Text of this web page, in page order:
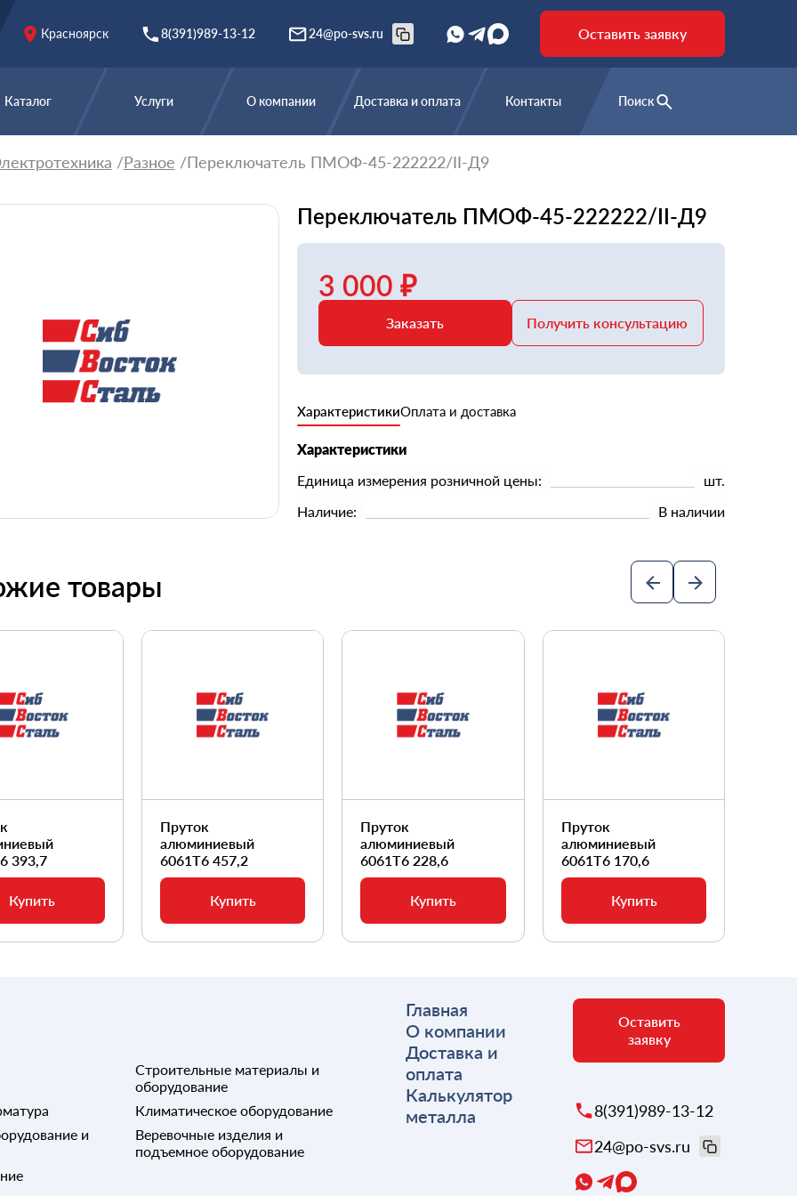
Красноярск 8(391)989-13-12 24@po-svs.ru Оставить заявку
Каталог Услуги О компании Доставка и оплата Контакты Поиск
Разное Переключатель ПМОФ-45-222222/II-Д9
Переключатель ПМОФ-45-222222/II-Д9
3 000 ₽
Заказать Получить консультацию
ХарактеристикиОплата и доставка
Характеристики
Единица измерения розничной цены:
шт.
Наличие:
В наличии
товары
393,7
Купить
Пруток
алюминиевый
6061Т6 457,2
Купить
Пруток
алюминиевый
6061Т6 228,6
Купить
Пруток
алюминиевый
6061Т6 170,6
Купить
Строительные материалы и
оборудование
Климатическое оборудование
и
Веревочные изделия и
подъемное оборудование
Главная
О компании
Доставка и
оплата
Калькулятор
металла
Оставить
заявку
8(391)989-13-12
24@po-svs.ru